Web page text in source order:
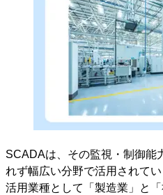
SCADAは、その監視・制御能
れず幅広い分野で活用されて
活用業種として「製造業」と